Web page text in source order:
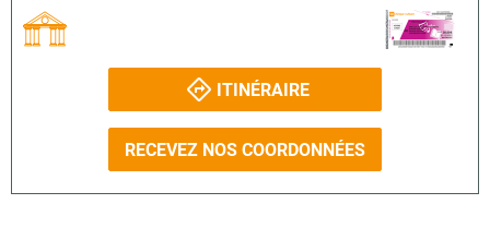
ITINÉRAIRE
RECEVEZ NOS COORDONNÉES